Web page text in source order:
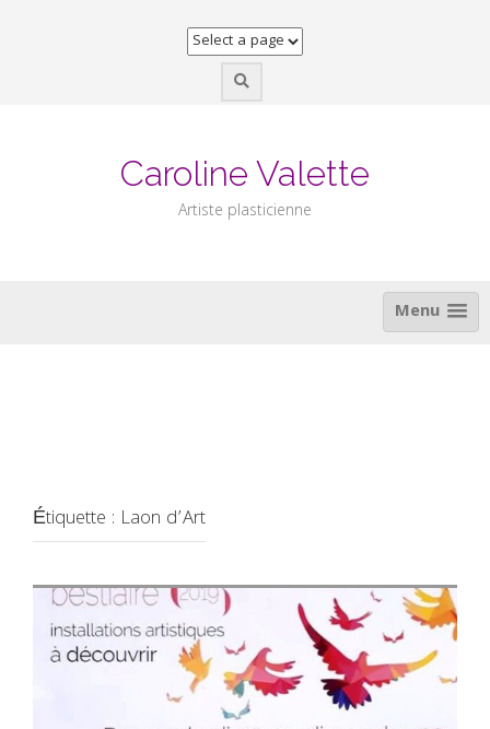
Caroline Valette
Artiste plasticienne
Menu
Étiquette : Laon d’Art